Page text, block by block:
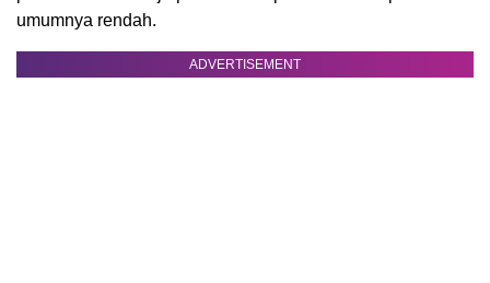
umumnya rendah.
ADVERTISEMENT